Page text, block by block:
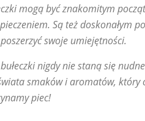
mogą być znakomitym
Są też doskonałym
swoje umiejętności.
nigdy nie staną się
smaków i aromatów, który
piec!